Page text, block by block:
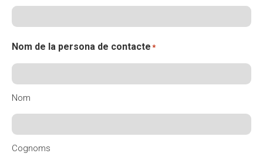
Nom de la persona de contacte *
Nom
Cognoms